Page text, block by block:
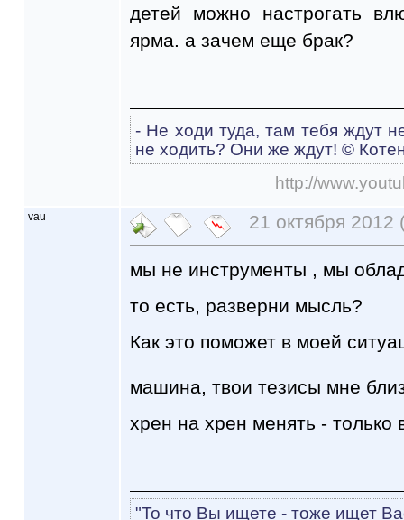
детей можно настрогать
ярма. а зачем еще брак?
- Не ходи туда, там тебя ждут
не ходить? Они же ждут! ©
http://
vau 21 октября 2012
мы не инструменты , мы
то есть, разверни мысль?
Как это поможет в моей
машина, твои тезисы мне
хрен на хрен менять - только
"То что Вы ищете - тоже ищет